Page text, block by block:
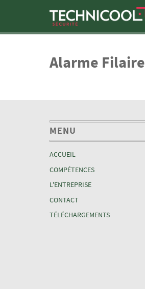
Alarme Filaire
MENU
ACCUEIL
COMPÉTENCES
L'ENTREPRISE
CONTACT
TÉLÉCHARGEMENTS